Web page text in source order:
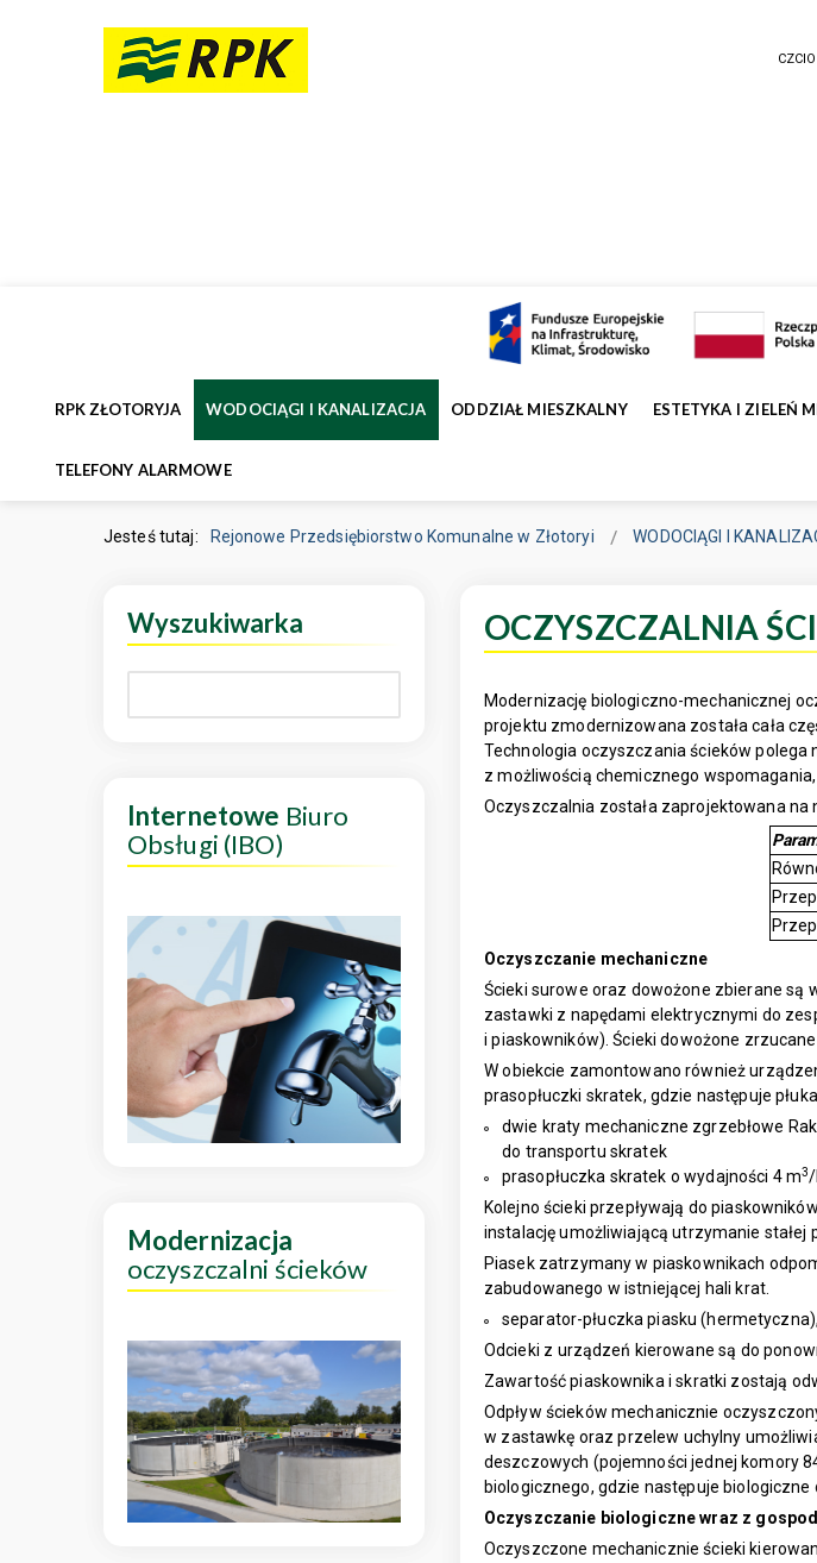
RPK ZŁOTORYJA WODOCIĄGI I KANALIZACJA ODDZIAŁ MIESZKALNY ESTETYKA I ZIELEŃ
TELEFONY ALARMOWE
Jesteś tutaj: Rejonowe Przedsiębiorstwo Komunalne w Złotoryi WODOCIĄGI I
OCZYSZCZALNIA
Modernizację biologiczno-mechanicznej
projektu zmodernizowana została cała
Technologia oczyszczania ścieków
z możliwością chemicznego
Oczyszczalnia została zaprojektowana na
Oczyszczanie mechaniczne
Ścieki surowe oraz dowożone zbierane
zastawki z napędami elektrycznymi do
i piaskowników). Ścieki dowożone
W obiekcie zamontowano również
prasopłuczki skratek, gdzie następuje
dwie kraty mechaniczne zgrzebłowe
do transportu skratek
prasopłuczka skratek o wydajności 4 m3/
Kolejno ścieki przepływają do
instalację umożliwiającą utrzymanie stałej
Piasek zatrzymany w piaskownikach
zabudowanego w istniejącej hali krat.
separator-płuczka piasku
Odcieki z urządzeń kierowane są do
Zawartość piaskownika i skratki zostają
Odpływ ścieków mechanicznie
w zastawkę oraz przelew uchylny
deszczowych (pojemności jednej komory
biologicznego, gdzie następuje biologiczne
Oczyszczanie biologiczne wraz z
Oczyszczone mechanicznie ścieki
Wyszukiwarka
Internetowe Biuro
Obsługi (IBO)
Modernizacja
oczyszczalni ścieków